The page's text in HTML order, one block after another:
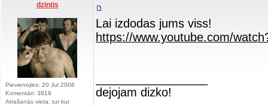
dzintis
Pievienojies: 20 Jul 2006
Komentāri: 3819
Atrašanās vieta: tur kur
Lai izdodas jums viss!
https://www.youtube.com/
dejojam dizko!